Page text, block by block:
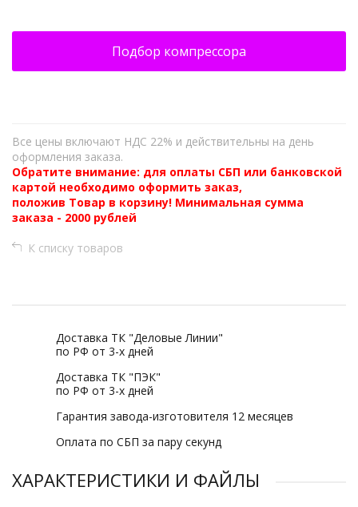
Подбор компрессора
Все цены включают НДС 22% и действительны на день
оформления заказа.
Обратите внимание: для оплаты СБП или банковской
картой необходимо оформить заказ,
положив Товар в корзину! Минимальная сумма
заказа - 2000 рублей
К списку товаров
Доставка ТК "Деловые Линии"
по РФ от 3-х дней
Доставка ТК "ПЭК"
по РФ от 3-х дней
Гарантия завода-изготовителя 12 месяцев
Оплата по СБП за пару секунд
ХАРАКТЕРИСТИКИ И ФАЙЛЫ